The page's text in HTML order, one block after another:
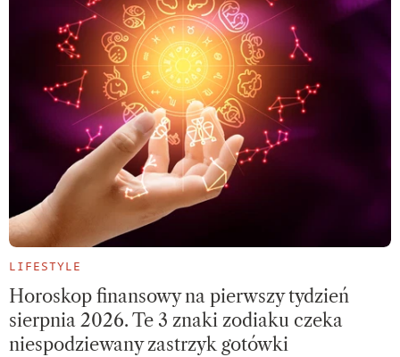
LIFESTYLE
Horoskop finansowy na pierwszy tydzień
sierpnia 2026. Te 3 znaki zodiaku czeka
niespodziewany zastrzyk gotówki